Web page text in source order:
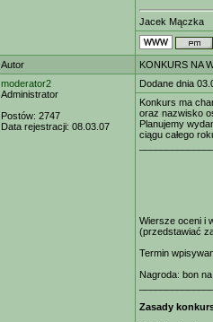
Jacek Mączka
Autor
KONKURS NA
moderator2
Administrator
Postów: 2747
Data rejestracji: 08.03.07
Dodane dnia
Konkurs ma
oraz nazwisko
Planujemy
ciągu całego
Wiersze oceni i
(przedstawiać
Termin
Nagroda: bon
Zasady